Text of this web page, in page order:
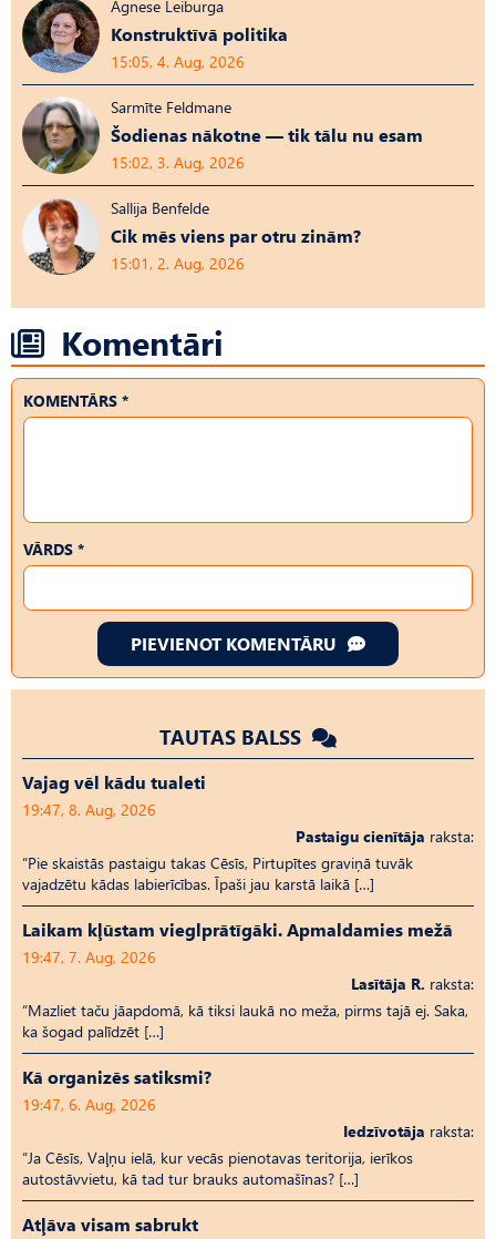
Agnese Leiburga
Konstruktīvā politika
15:05, 4. Aug, 2026
Sarmīte Feldmane
Šodienas nākotne — tik tālu nu esam
15:02, 3. Aug, 2026
Sallija Benfelde
Cik mēs viens par otru zinām?
15:01, 2. Aug, 2026
Komentāri
KOMENTĀRS *
VĀRDS *
PIEVIENOT KOMENTĀRU
TAUTAS BALSS
Vajag vēl kādu tualeti
19:47, 8. Aug, 2026
Pastaigu cienītāja raksta:
“Pie skaistās pastaigu takas Cēsīs, Pirtupītes graviņā tuvāk
vajadzētu kādas labierīcības. Īpaši jau karstā laikā […]
Laikam kļūstam vieglprātīgāki. Apmaldamies mežā
19:47, 7. Aug, 2026
Lasītāja R. raksta:
“Mazliet taču jāapdomā, kā tiksi laukā no meža, pirms tajā ej. Saka,
ka šogad palīdzēt […]
Kā organizēs satiksmi?
19:47, 6. Aug, 2026
Iedzīvotāja raksta:
“Ja Cēsīs, Vaļņu ielā, kur vecās pienotavas teritorija, ierīkos
autostāvvietu, kā tad tur brauks automašīnas? […]
Atļāva visam sabrukt